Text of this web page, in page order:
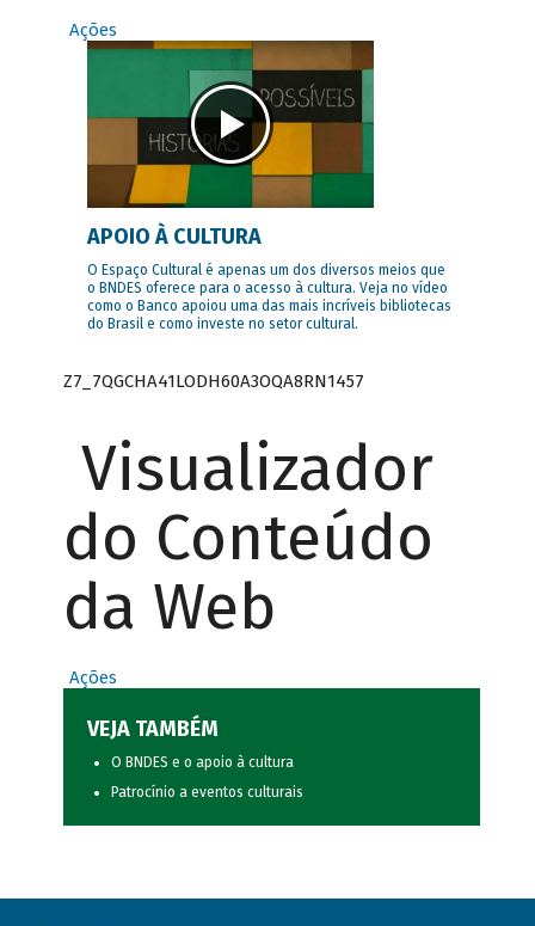
Ações
APOIO À CULTURA
O Espaço Cultural é apenas um dos diversos meios que
o BNDES oferece para o acesso à cultura. Veja no vídeo
como o Banco apoiou uma das mais incríveis bibliotecas
do Brasil e como investe no setor cultural.
Z7_7QGCHA41LODH60A3OQA8RN1457
Visualizador
do Conteúdo
da Web
Ações
VEJA TAMBÉM
O BNDES e o apoio à cultura
Patrocínio a eventos culturais